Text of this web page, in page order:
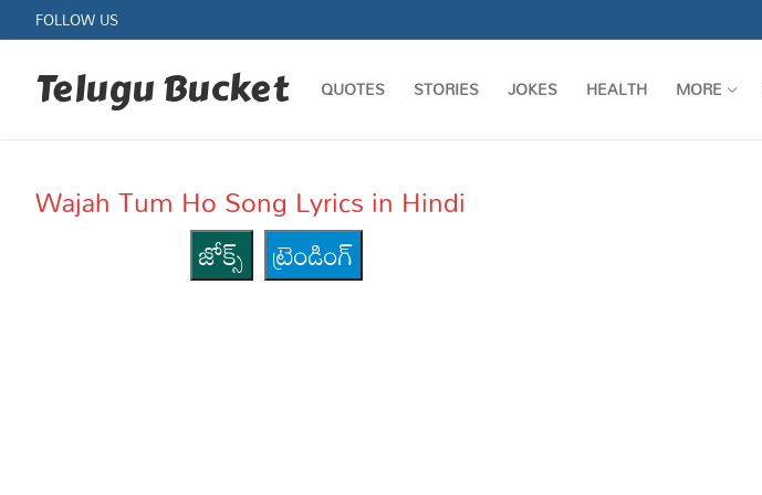
to
content
FOLLOW US
Telugu Bucket QUOTES STORIES JOKES HEALTH MORE
Wajah Tum Ho Song Lyrics in Hindi
జోక్స్
ట్రెండింగ్